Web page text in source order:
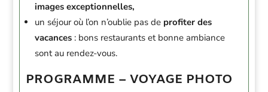
images exceptionnelles,
un séjour où l’on n’oublie pas de profiter des
vacances : bons restaurants et bonne ambiance
sont au rendez-vous.
PROGRAMME – VOYAGE PHOTO